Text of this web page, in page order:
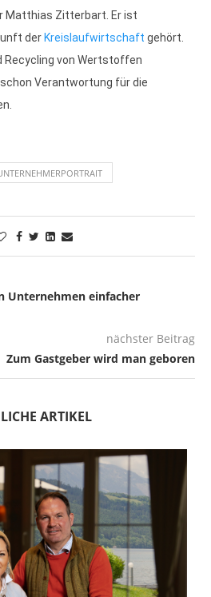
Matthias Zitterbart. Er ist
der Kreislaufwirtschaft gehört.
Recycling von Wertstoffen
Verantwortung für die
Unternehmen einfacher
nächster Beitrag
Zum Gastgeber wird man geboren
ARTIKEL